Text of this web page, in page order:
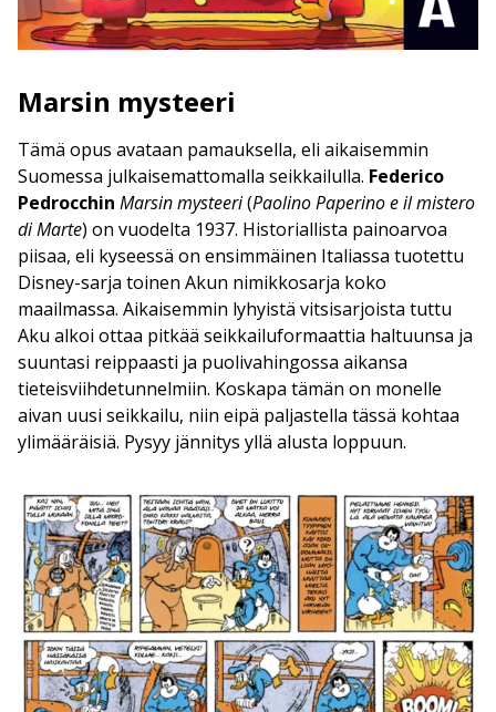
Marsin mysteeri
Tämä opus avataan pamauksella, eli aikaisemmin
Suomessa julkaisemattomalla seikkailulla. Federico
Pedrocchin Marsin mysteeri(Paolino Paperino e il mistero
di Marte) on vuodelta 1937. Historiallista painoarvoa
piisaa, eli kyseessä on ensimmäinen Italiassa tuotettu
Disney-sarja toinen Akun nimikkosarja koko
maailmassa. Aikaisemmin lyhyistä vitsisarjoista tuttu
Aku alkoi ottaa pitkää seikkailuformaattia haltuunsa ja
suuntasi reippaasti ja puolivahingossa aikansa
tieteisviihdetunnelmiin. Koskapa tämän on monelle
aivan uusi seikkailu, niin eipä paljastella tässä kohtaa
ylimääräisiä. Pysyy jännitys yllä alusta loppuun.